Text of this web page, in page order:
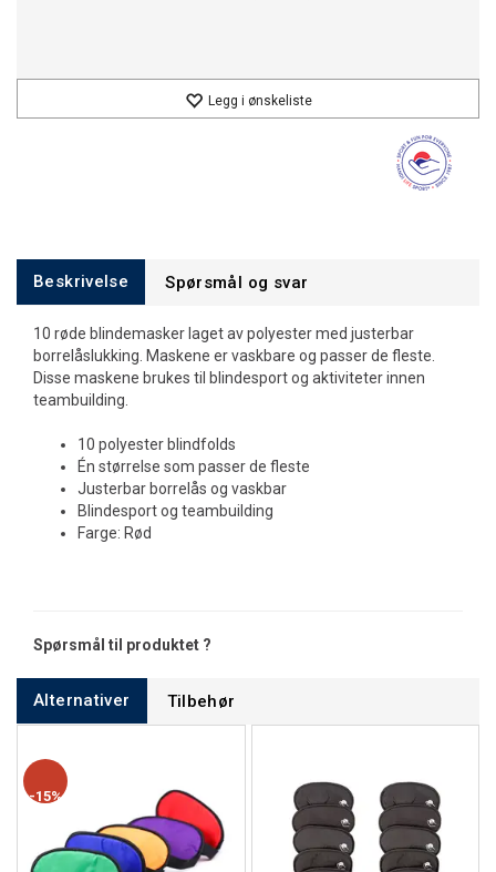
Legg i ønskeliste
Beskrivelse Spørsmål og svar
10 røde blindemasker laget av polyester med justerbar
borrelåslukking. Maskene er vaskbare og passer de fleste.
Disse maskene brukes til blindesport og aktiviteter innen
teambuilding.
10 polyester blindfolds
Én størrelse som passer de fleste
Justerbar borrelås og vaskbar
Blindesport og teambuilding
Farge: Rød
Spørsmål til produktet ?
Alternativer Tilbehør
15%